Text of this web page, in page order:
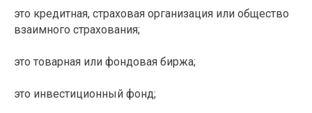
это кредитная, страховая организация или общество
взаимного страхования;
это товарная или фондовая биржа;
это инвестиционный фонд;